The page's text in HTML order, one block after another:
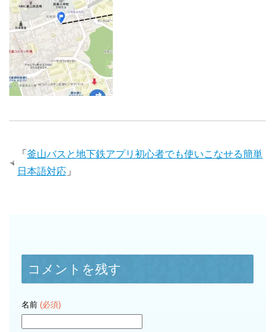
「 釜山バスと地下鉄アプリ初心者でも使いこなせる簡単
日本語対応 」
コメントを残す
名前 (必須)